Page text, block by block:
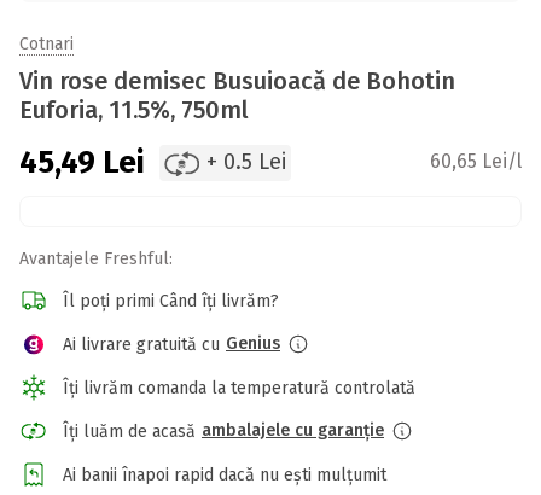
Cotnari
Vin rose demisec Busuioacă de Bohotin
Euforia, 11.5%, 750ml
45,49 Lei + 0.5 Lei 60,65 Lei/l
Avantajele Freshful:
Îl poți primi Când îți livrăm?
Ai livrare gratuită cu Genius
Îți livrăm comanda la temperatură controlată
Îți luăm de acasă ambalajele cu garanție
Ai banii înapoi rapid dacă nu ești mulțumit